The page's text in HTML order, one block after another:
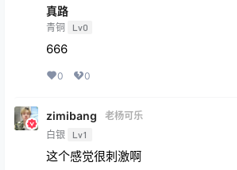
真路
青铜 Lv0
666
0 0
zimibang
老杨可乐
白银
Lv1
这个感觉很刺激啊